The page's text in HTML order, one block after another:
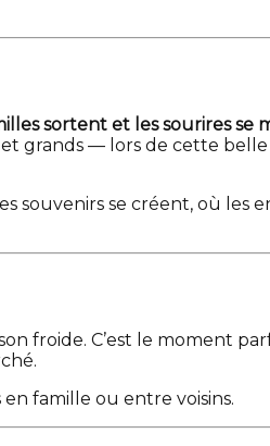
sortent et les sourires se
grands — lors de cette
souvenirs se créent, où les
froide. C’est le moment
famille ou entre voisins.